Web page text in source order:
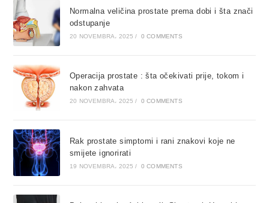
Normalna veličina prostate prema dobi i šta znači
odstupanje
20 NOVEMBRA، 2025 / 0 COMMENTS
Operacija prostate : šta očekivati prije, tokom i
nakon zahvata
20 NOVEMBRA، 2025 / 0 COMMENTS
Rak prostate simptomi i rani znakovi koje ne
smijete ignorirati
19 NOVEMBRA، 2025 / 0 COMMENTS